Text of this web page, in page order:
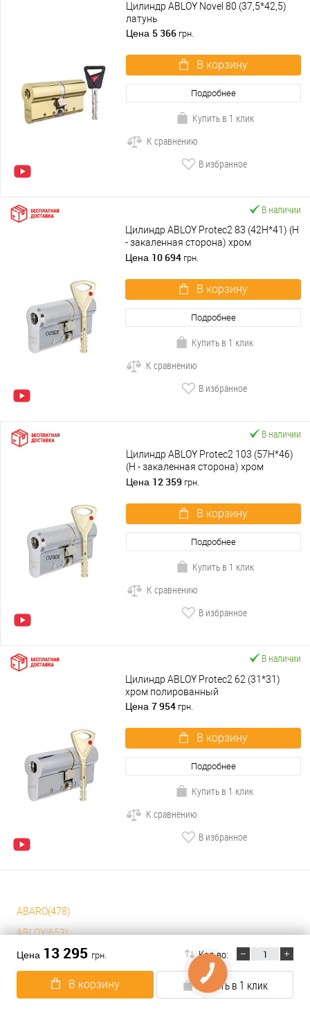
Цена 13 295 грн. Кол-во:
В корзину Купить в 1 клик
Цилиндр ABLOY Novel 80 (37,5*42,5)
латунь
Цена 5 366 грн.
В корзину
Подробнее
Купить в 1 клик
К сравнению
В избранное
В наличии
Цилиндр ABLOY Protec2 83 (42H*41) (H
- закаленная сторона) хром
полированный
Цена 10 694 грн.
В корзину
Подробнее
Купить в 1 клик
К сравнению
В избранное
В наличии
Цилиндр ABLOY Protec2 103 (57H*46)
(H - закаленная сторона) хром
полированный
Цена 12 359 грн.
В корзину
Подробнее
Купить в 1 клик
К сравнению
В избранное
В наличии
Цилиндр ABLOY Protec2 62 (31*31)
хром полированный
Цена 7 954 грн.
В корзину
Подробнее
Купить в 1 клик
К сравнению
В избранное
ABARO(478)
ABLOY(653)
ABUS(860)
AGB(26)
AMIG(2)